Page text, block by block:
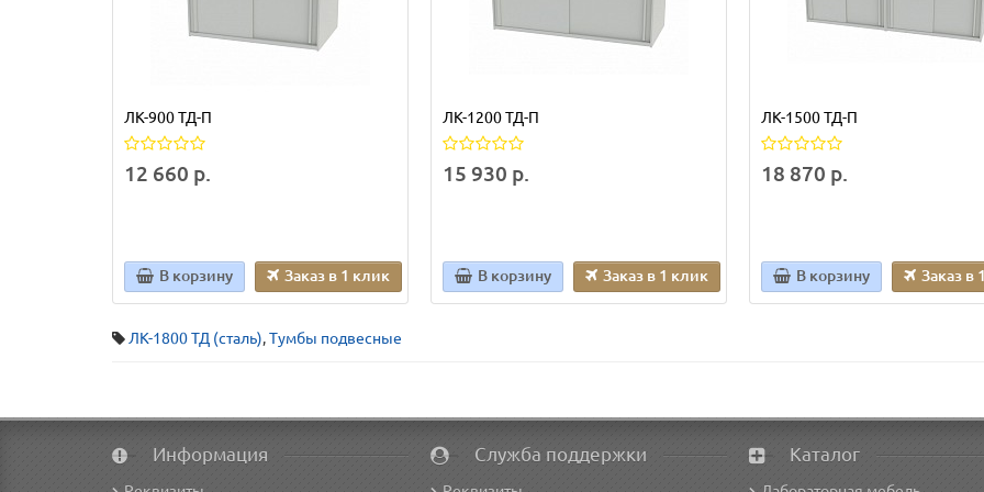
ЛК-900 ТД-П
12 660 р.
В корзину Заказ в 1 клик
ЛК-1200 ТД-П
15 930 р.
В корзину Заказ в 1 клик
ЛК-1500 ТД-П
18 870 р.
В корзину Заказ в
ЛК-1800 ТД (сталь),Тумбы подвесные
Информация Служба поддержки Каталог